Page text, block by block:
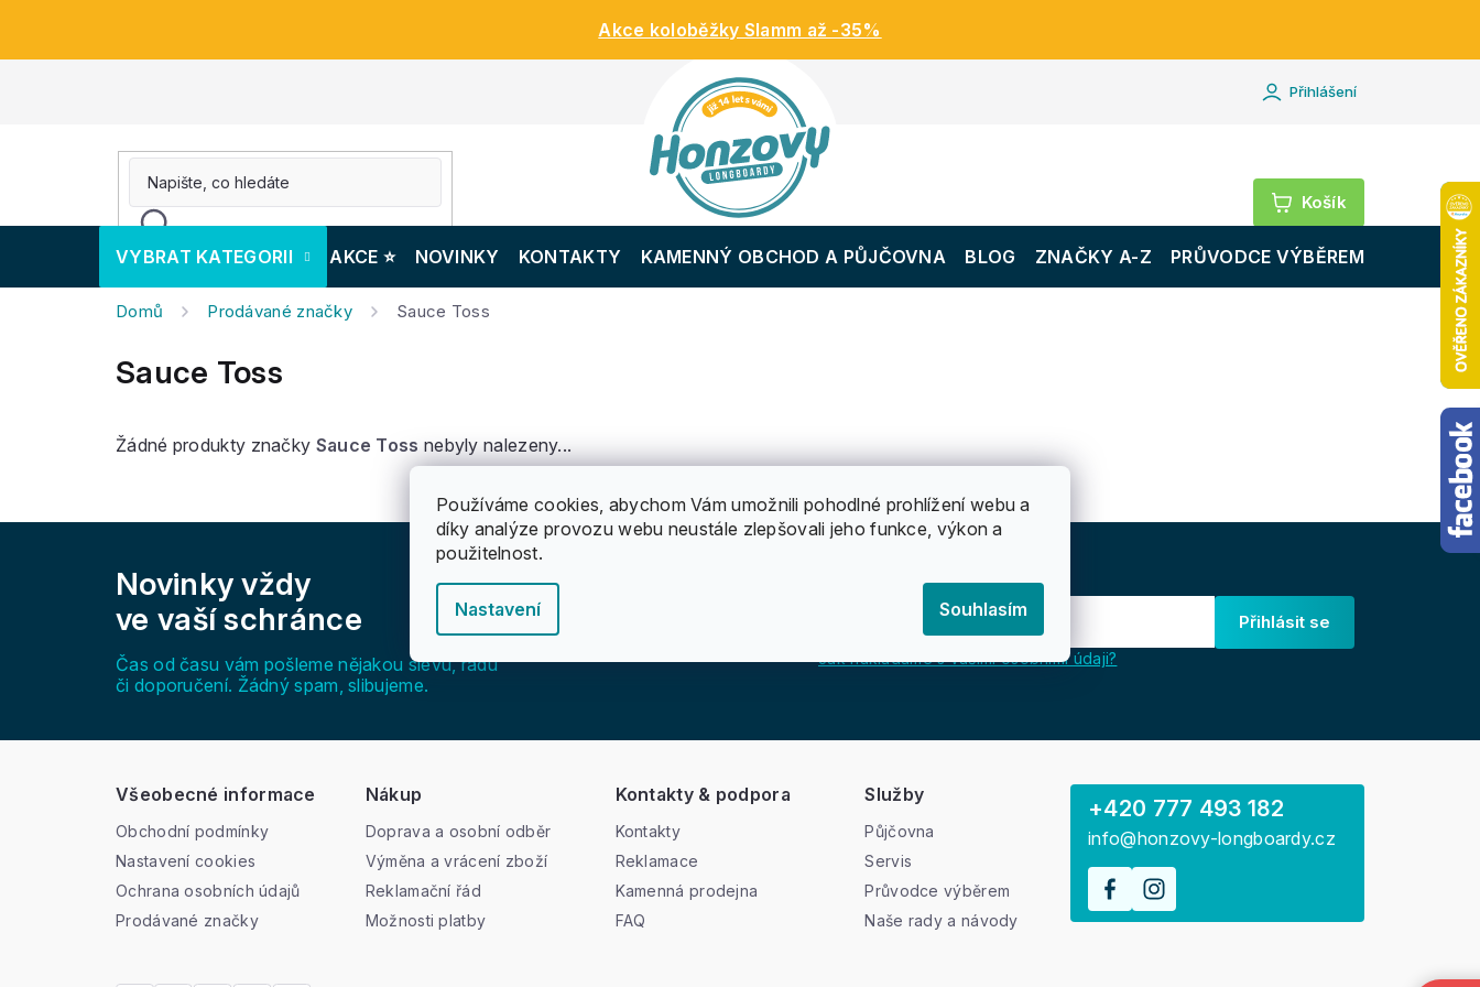
Používáme cookies, abychom Vám umožnili pohodlné prohlížení webu a
díky analýze provozu webu neustále zlepšovali jeho funkce, výkon a
použitelnost.
Nastavení Souhlasím
Akce koloběžky Slamm až -35%
Přihlášení
Nákupní
košík
VYBRAT KATEGORII AKCE ⭐️ NOVINKY KONTAKTY KAMENNÝ OBCHOD A PŮJČOVNA BLOG ZNAČKY A-Z PRŮVODCE VÝBĚREM
Domů Prodávané značky Sauce Toss
Sauce Toss
Žádné produkty značky Sauce Toss nebyly nalezeny...
Novinky vždy
ve vaší schránce
Čas od času vám pošleme nějakou slevu, radu
či doporučení. Žádný spam, slibujeme.
Přihlásit se
Jak nakládáme s vašimi osobními údaji?
Všeobecné informace
Obchodní podmínky
Nastavení cookies
Ochrana osobních údajů
Prodávané značky
Nákup
Doprava a osobní odběr
Výměna a vrácení zboží
Reklamační řád
Možnosti platby
Kontakty & podpora
Kontakty
Reklamace
Kamenná prodejna
FAQ
Služby
Půjčovna
Servis
Průvodce výběrem
Naše rady a návody
+420 777 493 182
info@honzovy-longboardy.cz